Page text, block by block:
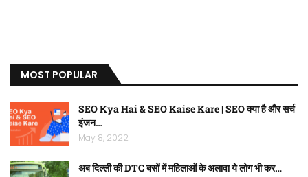
MOST POPULAR
SEO Kya Hai & SEO Kaise Kare | SEO क्या है और सर्च
इंजन…
May 8, 2022
अब दिल्ली की DTC बसों में महिलाओं के अलावा ये लोग भी कर…